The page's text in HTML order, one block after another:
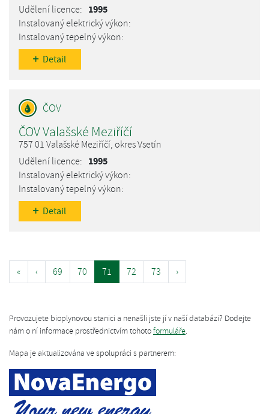
1995
Detail
ČOV Valašské Meziříčí
757 01 Valašské Meziříčí, okres Vsetín
1995
Detail
« ‹ 69 70 71 72 73 ›
Provozujete bioplynovou stanici a nenašli jste jí v naší databázi? Dodejte
nám o ní informace prostřednictvím tohotoformuláře.
Mapa je aktualizována ve spolupráci s partnerem: